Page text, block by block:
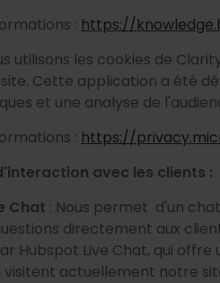
: https://
utilisons les cookies de
Cette application a été
et une analyse de
: https://
avec les clients :
Chat : Nous permet d'un
directement aux
Hubspot Live Chat, qui
visitent actuellement notre